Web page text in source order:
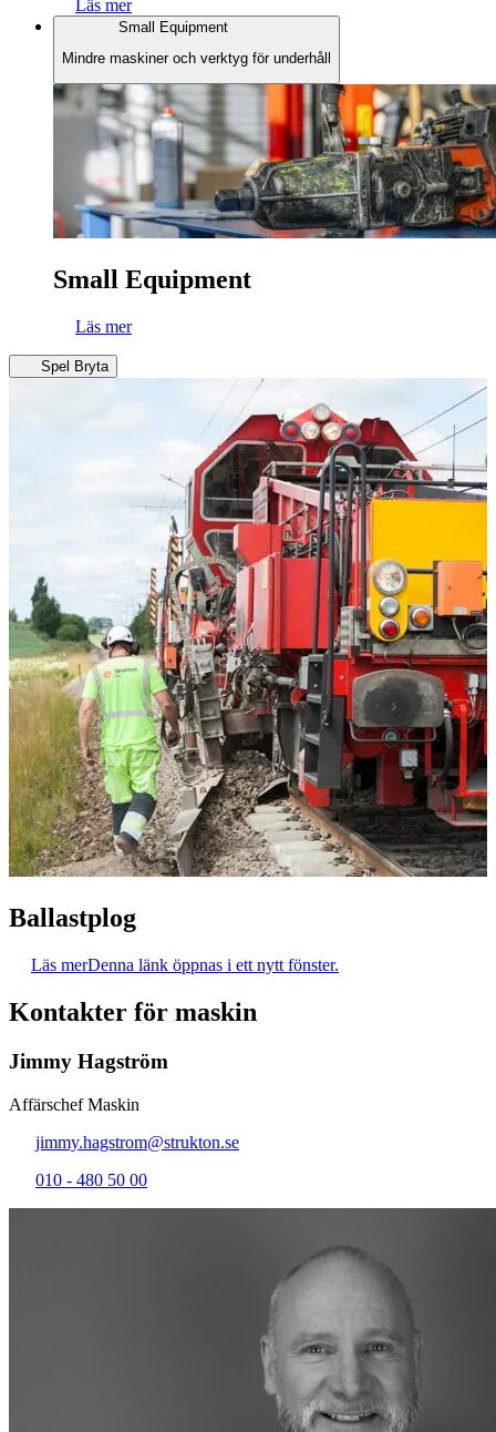
Läs mer
Small Equipment
Mindre maskiner och verktyg för underhåll
Small Equipment
Läs mer
Spel Bryta
Ballastplog
Läs merDenna länk öppnas i ett nytt fönster.
Kontakter för maskin
Jimmy Hagström
Affärschef Maskin
jimmy.hagstrom@strukton.se
010 - 480 50 00